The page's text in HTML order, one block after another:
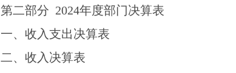
第二部分 2024年度部门决算表
一、收入支出决算表
二、收入决算表